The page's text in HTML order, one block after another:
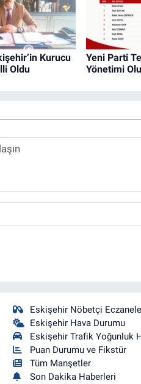
Kurucu
Oldu
Yeni Parti
Yönetimi
Eskişehir Nöbetçi
Eskişehir Hava Durumu
Eskişehir Trafik Yoğunluk
Puan Durumu ve Fikstür
Tüm Manşetler
Son Dakika Haberleri